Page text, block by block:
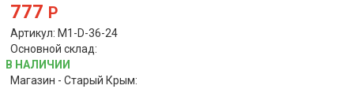
777 Р
Артикул: M1-D-36-24
Основной склад:
В НАЛИЧИИ
Магазин - Старый Крым: